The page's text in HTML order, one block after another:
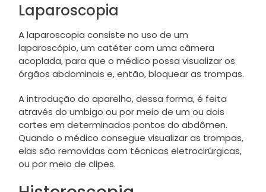
Laparoscopia
A laparoscopia consiste no uso de um
laparoscópio, um catéter com uma câmera
acoplada, para que o médico possa visualizar os
órgãos abdominais e, então, bloquear as trompas.
A introdução do aparelho, dessa forma, é feita
através do umbigo ou por meio de um ou dois
cortes em determinados pontos do abdômen.
Quando o médico consegue visualizar as trompas,
elas são removidas com técnicas eletrocirúrgicas,
ou por meio de clipes.